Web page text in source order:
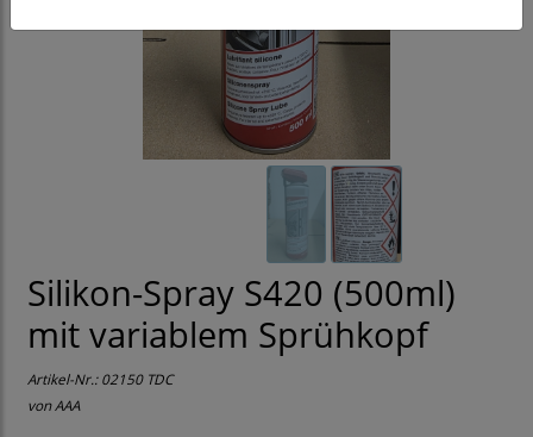
Silikon-Spray S420 (500ml)
mit variablem Sprühkopf
Artikel-Nr.:02150 TDC
von AAA